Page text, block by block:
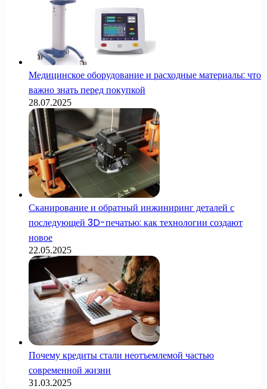
Медицинское оборудование и расходные материалы: что
важно знать перед покупкой
28.07.2025
Сканирование и обратный инжиниринг деталей с
последующей 3D-печатью: как технологии создают
новое
22.05.2025
Почему кредиты стали неотъемлемой частью
современной жизни
31.03.2025